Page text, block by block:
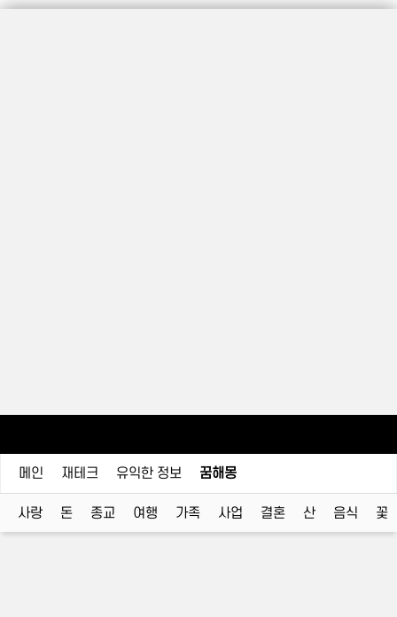
메인 재테크 유익한 정보 꿈해몽
사랑 돈 종교 여행 가족 사업 결혼 산 음식 꽃